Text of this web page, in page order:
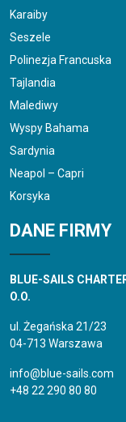
Karaiby
Seszele
Polinezja Francuska
Tajlandia
Malediwy
Wyspy Bahama
Sardynia
Neapol – Capri
Korsyka
DANE FIRMY
BLUE-SAILS
O.O.
ul. Żegańska 21/23
04-713 Warszawa
info@blue-sails.com
+48 22 290 80 80